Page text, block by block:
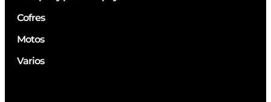
Cofres
Motos
Varios